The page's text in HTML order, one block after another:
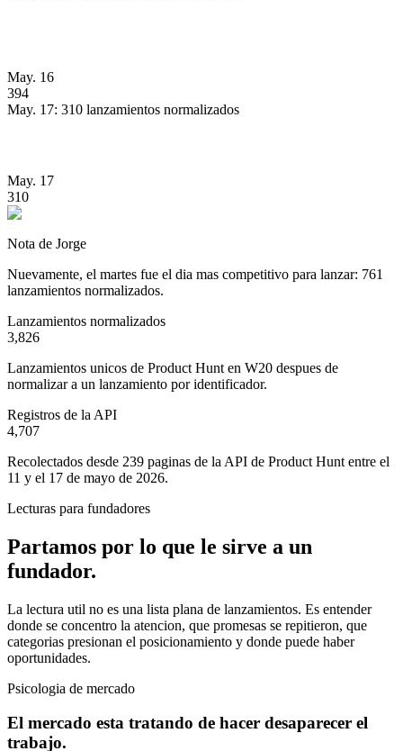
May. 16
394
May. 17: 310 lanzamientos normalizados
May. 17
310
Nota de Jorge
Nuevamente, el martes fue el dia mas competitivo para lanzar: 761
lanzamientos normalizados.
Lanzamientos normalizados
3,826
Lanzamientos unicos de Product Hunt en W20 despues de
normalizar a un lanzamiento por identificador.
Registros de la API
4,707
Recolectados desde 239 paginas de la API de Product Hunt entre el
11 y el 17 de mayo de 2026.
Lecturas para fundadores
Partamos por lo que le sirve a un
fundador.
La lectura util no es una lista plana de lanzamientos. Es entender
donde se concentro la atencion, que promesas se repitieron, que
categorias presionan el posicionamiento y donde puede haber
oportunidades.
Psicologia de mercado
El mercado esta tratando de hacer desaparecer el
trabajo.